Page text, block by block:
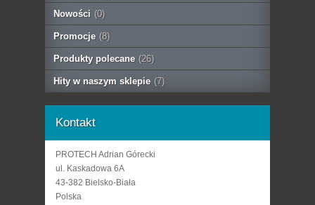
Nowości (0)
Promocje (8)
Produkty polecane (26)
Hity w naszym sklepie (7)
Kontakt
PROTECH Adrian Górecki
ul. Kaskadowa 6A
43-382 Bielsko-Biała
Polska